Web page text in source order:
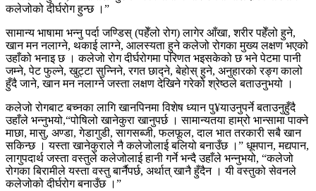
कलेजोको दीर्घरोग हुन्छ ।”
सामान्य भाषामा भन्नु पर्दा जण्डिस् (पहेँलो रोग) लागेर आँखा, शरीर पहेँलो हुने,
खान मन नलाग्ने, थकाई लाग्ने, आलस्यता हुने कलेजो रोगका मुख्य लक्षण भएको
उहाँको भनाइ छ । कलेजो रोग दीर्घरोगमा परिणत भइसकेको छ भने पेटमा पानी
जम्ने, पेट फुल्ने, खुट्टा सुन्निने, रगत छाद्ने, बेहोस् हुने, अनुहारको रङ्ग कालो
हुँदै जाने, खान मन नलाग्ने जस्ता लक्षण देखिने गरेको श्रेष्ठले बताउनुभयो ।
कलेजो रोगबाट बच्नका लागि खानपिनमा विशेष ध्यान पु¥याउनुपर्ने बताउनुहुँदै
उहाँले भन्नुभयो,“पोषिलो खानेकुरा खानुपर्छ । सामान्यतया हाम्रो भान्सामा पाक्ने
माछा, मासु, अण्डा, गेडागुडी, सागसब्जी, फलफूल, दाल भात तरकारी सबै खान
सकिन्छ । यस्ता खानेकुराले नै कलेजोलाई बलियो बनाउँछ ।” धूमपान, मद्यपान,
लागुपदार्थ जस्ता वस्तुले कलेजोलाई हानी गर्ने भन्दै उहाँले भन्नुभयो, “कलेजो
रोगका बिरामीले यस्ता वस्तु बार्नैपर्छ, अर्थात् खानै हुँदैन । यी वस्तुको सेवनले
कलेजोको दीर्घरोग बनाउँछ ।”